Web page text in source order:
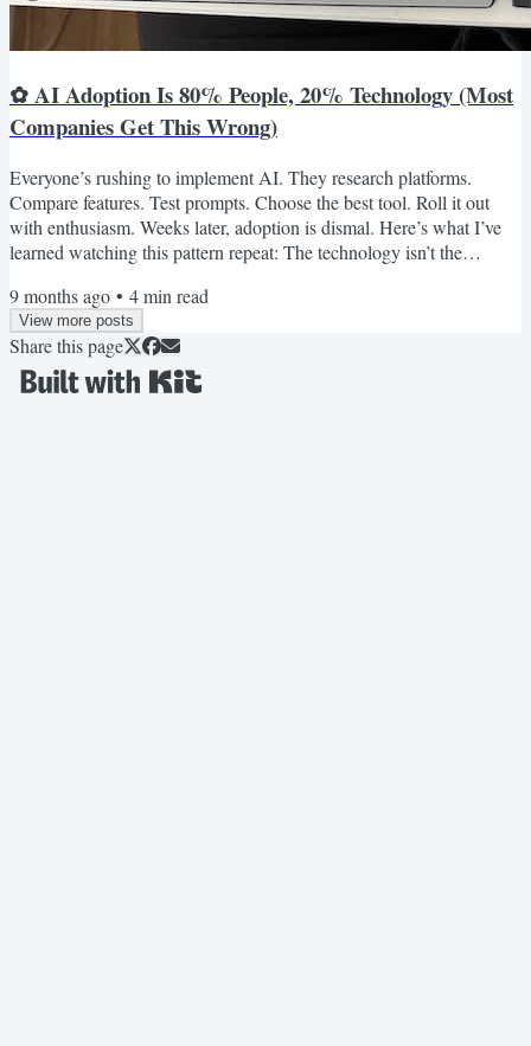
✿ AI Adoption Is 80% People, 20% Technology (Most
Companies Get This Wrong)
Everyone’s rushing to implement AI. They research platforms.
Compare features. Test prompts. Choose the best tool. Roll it out
with enthusiasm. Weeks later, adoption is dismal. Here’s what I’ve
learned watching this pattern repeat: The technology isn’t the
Dock” conference by LangDock, and one statistic came up again
and again: Successful AI adoption is 80% about people (change
management) and 20% about technology. Not...
9 months ago • 4min read
View more posts
Share this page